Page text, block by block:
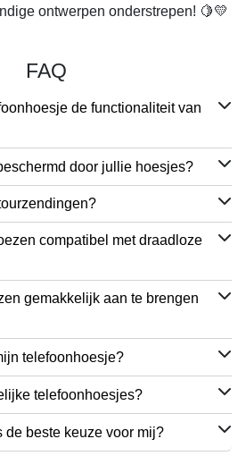
ontwerpen onderstrepen! 🍋💛
FAQ
de functionaliteit van
door jullie hoesjes?
compatibel met draadloze
gemakkelijk aan te brengen
telefoonhoesje?
telefoonhoesjes?
de beste keuze voor mij?